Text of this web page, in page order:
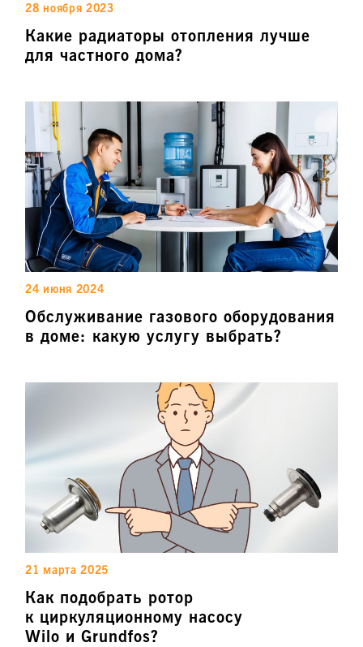
28 ноября 2023
Какие радиаторы отопления лучше
для частного дома?
24 июня 2024
Обслуживание газового оборудования
в доме: какую услугу выбрать?
21 марта 2025
Как подобрать ротор
к циркуляционному насосу
Wilo и Grundfos?